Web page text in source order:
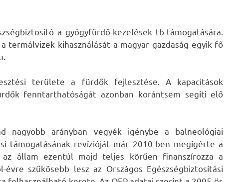
a gyógyfürdő-kezelések tb-támogatására.
termálvizek kihasználását a magyar gazdaság egyik fő
területe a fürdők fejlesztése. A kapacitások
fenntarthatóságát azonban korántsem segíti elő
nagyobb arányban vegyék igénybe a balneológiai
támogatásának revízióját már 2010-ben megígérte a
állam ezentúl majd teljes körűen finanszírozza a
szűkösebb lesz az Országos Egészségbiztosítási